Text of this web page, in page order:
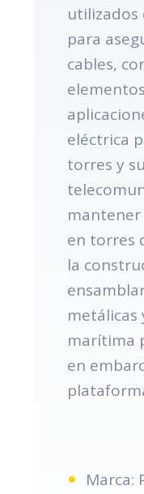
utilizados
para
cables,
eléctrica
torres y
mantener
en torres
la
metálicas
marítima
en
Marca: